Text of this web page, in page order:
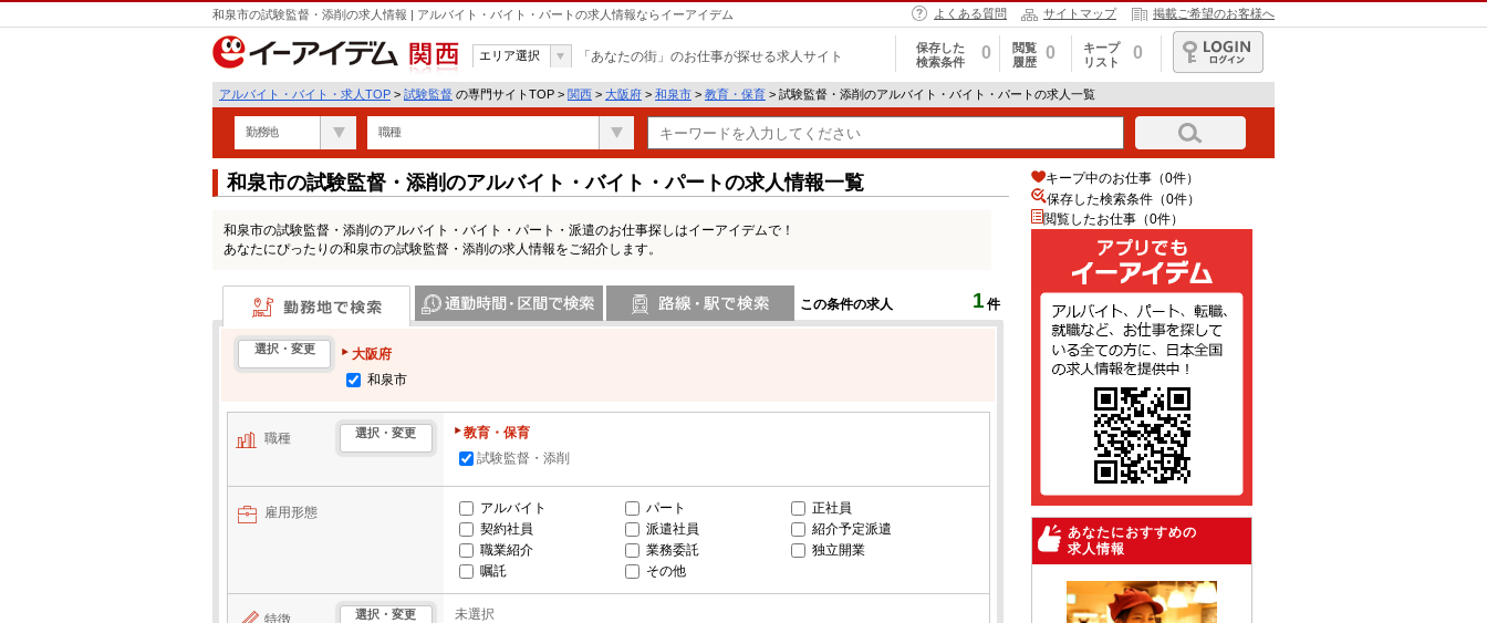
和泉市の試験監督・添削の求人情報 | アルバイト・バイト・パートの求人情報ならイーアイデム よくある質問 サイトマップ 掲載ご希望のお客様へ
関西
エリア選択 「あなたの街」のお仕事が探せる求人サイト
保存した
検索条件
0
閲覧
履歴
0
キープ
リスト
0
ログイン
アルバイト・バイト・求人TOP > 試験監督 の専門サイトTOP > 関西 > 大阪府 > 和泉市 > 教育・保育 > 試験監督・添削のアルバイト・バイト・パートの求人一覧
勤務地 職種
和泉市の試験監督・添削のアルバイト・バイト・パートの求人情報一覧
和泉市の試験監督・添削のアルバイト・バイト・パート・派遣のお仕事探しはイーアイデムで！
あなたにぴったりの和泉市の試験監督・添削の求人情報をご紹介します。
この条件の求人 1 件
勤務地で検索
選択・変更
大阪府
和泉市
職種 選択・変更
教育・保育
試験監督・添削
雇用形態 アルバイト パート
正社員
契約社員
派遣社員
紹介予定派遣
職業紹介
業務委託
独立開業
嘱託
その他
特徴 選択・変更 未選択
キープ中のお仕事（0件）
保存した検索条件（0件）
閲覧したお仕事（0件）
あなたにおすすめの
求人情報